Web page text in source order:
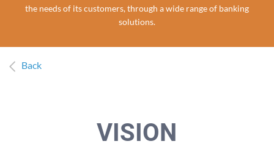
the needs of its customers, through a wide range of banking
solutions.
Back
VISION